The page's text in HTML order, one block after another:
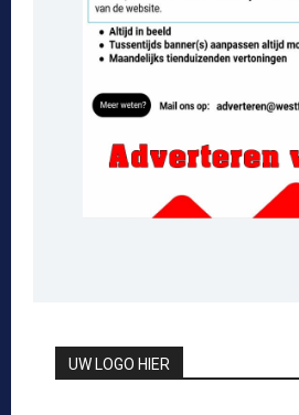
UW LOGO HIER